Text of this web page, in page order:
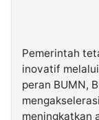
Pemerintah
inovatif
peran BUMN,
meningkatkan